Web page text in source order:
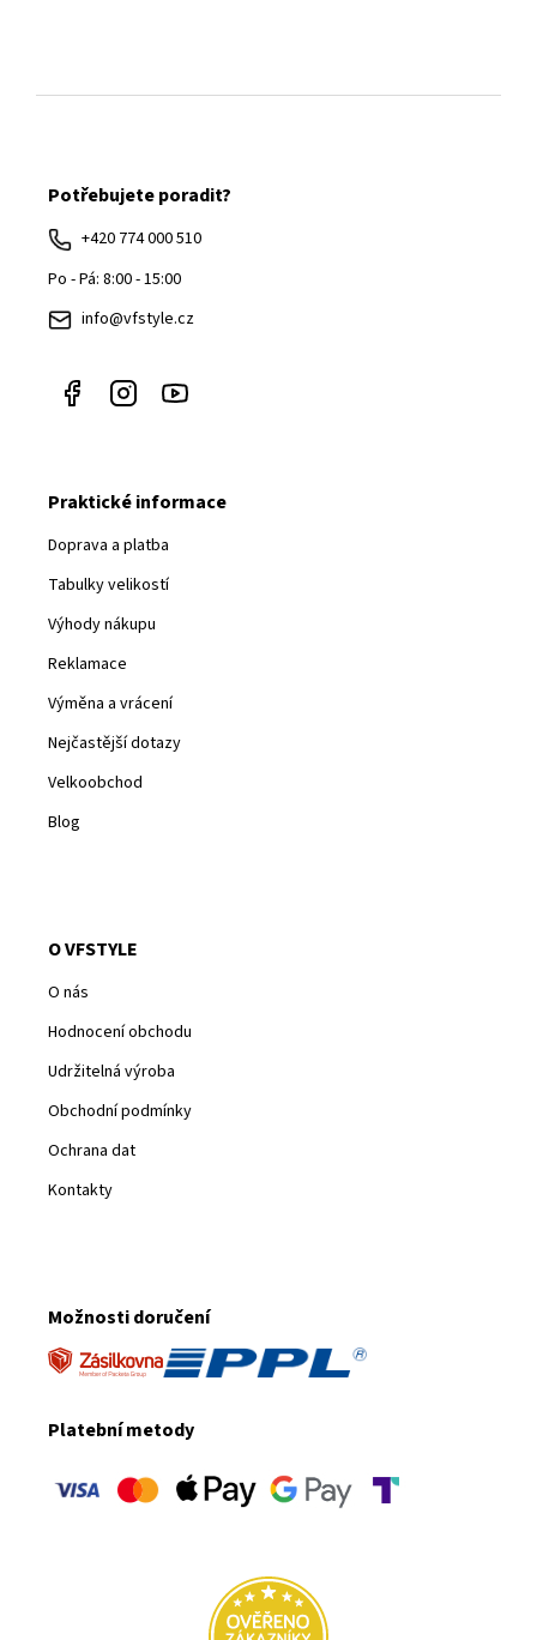
Potřebujete poradit?
+420 774 000 510
Po - Pá: 8:00 - 15:00
info@vfstyle.cz
Praktické informace
Doprava a platba
Tabulky velikostí
Výhody nákupu
Reklamace
Výměna a vrácení
Nejčastější dotazy
Velkoobchod
Blog
O VFSTYLE
O nás
Hodnocení obchodu
Udržitelná výroba
Obchodní podmínky
Ochrana dat
Kontakty
Možnosti doručení
Platební metody